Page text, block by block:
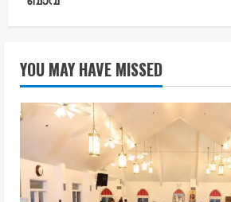
YOU MAY HAVE MISSED